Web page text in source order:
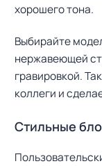
хорошего тона.
Выбирайте
нержавеющей
гравировкой.
коллеги и
Стильные